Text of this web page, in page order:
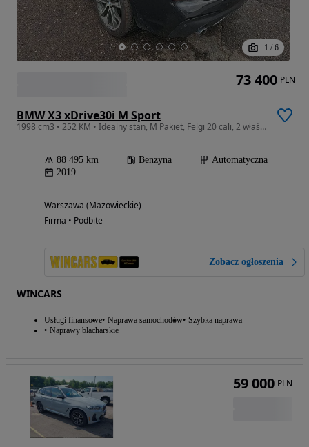
1 / 6
BMW X3 xDrive30i M Sport
1998 cm3 • 252 KM • Idealny stan, M Pakiet, Felgi 20 cali, 2 właściciel, WinCars
88 495 km Benzyna
Automatyczna
2019
Warszawa (Mazowieckie)
Firma • Podbite
Zobacz ogłoszenia
WINCARS
Usługi finansowe Naprawa samochodów Szybka naprawa
Naprawy blacharskie
73 400 PLN
59 000 PLN